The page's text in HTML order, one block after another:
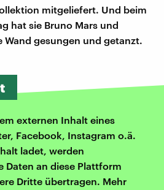
mitgeliefert. Und beim
hat sie Bruno Mars und
Wand gesungen und getanzt.
externen Inhalt eines
Facebook, Instagram o.ä.
ladet, werden
Daten an diese Plattform
Dritte übertragen. Mehr